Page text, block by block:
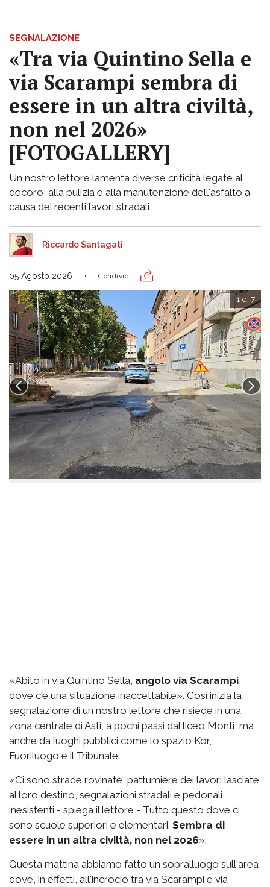
SEGNALAZIONE
«Tra via Quintino Sella e
via Scarampi sembra di
essere in un altra civiltà,
non nel 2026»
[FOTOGALLERY]
Un nostro lettore lamenta diverse criticità legate al
decoro, alla pulizia e alla manutenzione dell'asfalto a
causa dei recenti lavori stradali
Riccardo Santagati
05 Agosto 2026 Condividi
1 di 7
«Abito in via Quintino Sella, angolo via Scarampi
dove c'è una situazione inaccettabile». Così inizia la
segnalazione di un nostro lettore che risiede in una
zona centrale di Asti, a pochi passi dal liceo Monti, ma
anche da luoghi pubblici come lo spazio Kor,
Fuoriluogo e il Tribunale.
«Ci sono strade rovinate, pattumiere dei lavori lasciate
al loro destino, segnalazioni stradali e pedonali
inesistenti - spiega il lettore - Tutto questo dove ci
sono scuole superiori e elementari. Sembra di
essere in un altra civiltà, non nel 2026».
Questa mattina abbiamo fatto un sopralluogo sull'area
dove, in effetti, all'incrocio tra via Scarampi e via